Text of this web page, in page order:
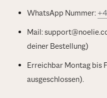
WhatsApp Nummer:
Mail:
deiner Bestellung)
Erreichbar Montag bis
ausgeschlossen).